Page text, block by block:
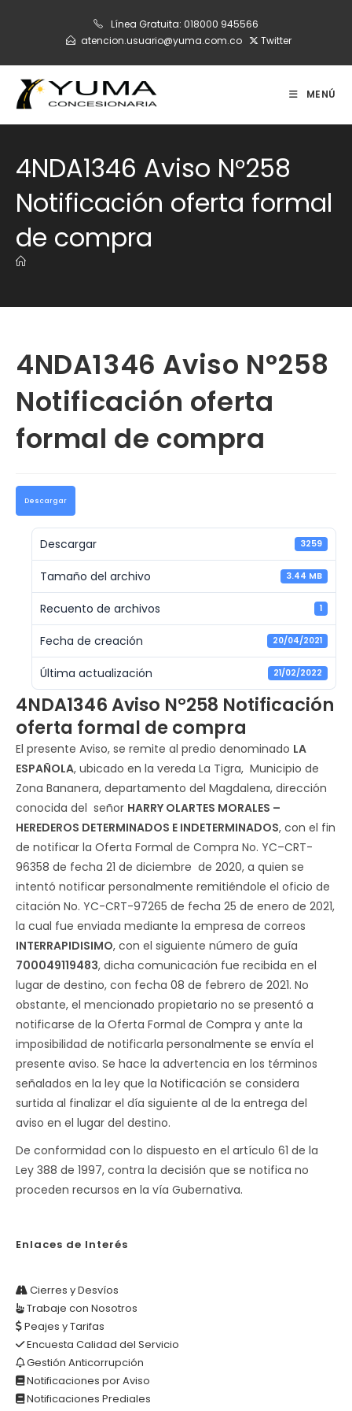
Línea Gratuita: 018000 945566
atencion.usuario@yuma.com.co
Twitter
MENÚ
4NDA1346 Aviso N°258
Notificación oferta formal
de compra
4NDA1346 Aviso N°258
Notificación oferta
formal de compra
Descargar
Descargar 3259
Tamaño del archivo 3.44 MB
Recuento de archivos 1
Fecha de creación 20/04/2021
Última actualización 21/02/2022
4NDA1346 Aviso N°258 Notificación
oferta formal de compra
El presente Aviso, se remite al predio denominado LA
ESPAÑOLA, ubicado en la vereda La Tigra, Municipio de
Zona Bananera, departamento del Magdalena, dirección
conocida del señor HARRY OLARTES MORALES –
HEREDEROS DETERMINADOS E INDETERMINADOS, con el fin
de notificar la Oferta Formal de Compra No. YC–CRT-
96358 de fecha 21 de diciembre de 2020, a quien se
intentó notificar personalmente remitiéndole el oficio de
citación No. YC-CRT-97265 de fecha 25 de enero de 2021,
la cual fue enviada mediante la empresa de correos
INTERRAPIDISIMO, con el siguiente número de guía
700049119483, dicha comunicación fue recibida en el
lugar de destino, con fecha 08 de febrero de 2021. No
obstante, el mencionado propietario no se presentó a
notificarse de la Oferta Formal de Compra y ante la
imposibilidad de notificarla personalmente se envía el
presente aviso. Se hace la advertencia en los términos
señalados en la ley que la Notificación se considera
surtida al finalizar el día siguiente al de la entrega del
aviso en el lugar del destino.
De conformidad con lo dispuesto en el artículo 61 de la
Ley 388 de 1997, contra la decisión que se notifica no
proceden recursos en la vía Gubernativa.
Enlaces de Interés
Cierres y Desvíos
Trabaje con Nosotros
Peajes y Tarifas
Encuesta Calidad del Servicio
Gestión Anticorrupción
Notificaciones por Aviso
Notificaciones Prediales